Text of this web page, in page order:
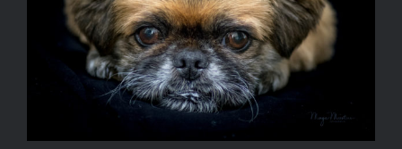
Dieren fotografie: Bolletje